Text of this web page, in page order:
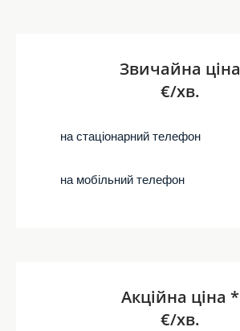
Звичайна ціна
€/хв.
на стаціонарний телефон
на мобільний телефон
Акційна ціна *
€/хв.